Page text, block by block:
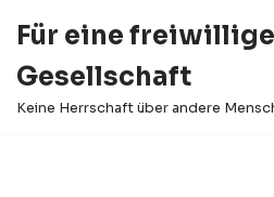
Inhalt
springen
Für eine freiwillige
Gesellschaft
Keine Herrschaft über andere